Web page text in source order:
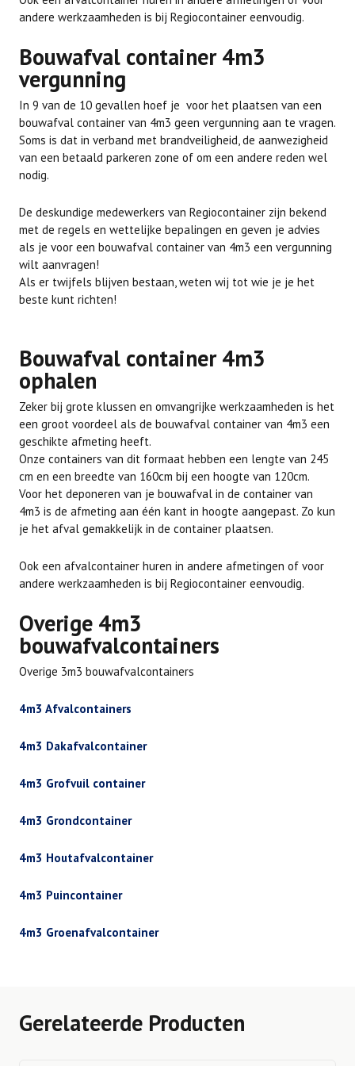
andere werkzaamheden is bij Regiocontainer eenvoudig.
Bouwafval container 4m3
vergunning
In 9 van de 10 gevallen hoef je voor het plaatsen van een
bouwafval container van 4m3 geen vergunning aan te vragen.
Soms is dat in verband met brandveiligheid, de aanwezigheid
van een betaald parkeren zone of om een andere reden wel
nodig.
De deskundige medewerkers van Regiocontainer zijn bekend
met de regels en wettelijke bepalingen en geven je advies
als je voor een bouwafval container van 4m3 een vergunning
wilt aanvragen!
Als er twijfels blijven bestaan, weten wij tot wie je je het
beste kunt richten!
Bouwafval container 4m3
ophalen
Zeker bij grote klussen en omvangrijke werkzaamheden is het
een groot voordeel als de bouwafval container van 4m3 een
geschikte afmeting heeft.
Onze containers van dit formaat hebben een lengte van 245
cm en een breedte van 160cm bij een hoogte van 120cm.
Voor het deponeren van je bouwafval in de container van
4m3 is de afmeting aan één kant in hoogte aangepast. Zo kun
je het afval gemakkelijk in de container plaatsen.
Ook een afvalcontainer huren in andere afmetingen of voor
andere werkzaamheden is bij Regiocontainer eenvoudig.
Overige 4m3
bouwafvalcontainers
Overige 3m3 bouwafvalcontainers
4m3 Afvalcontainers
4m3 Dakafvalcontainer
4m3 Grofvuil container
4m3 Grondcontainer
4m3 Houtafvalcontainer
4m3 Puincontainer
4m3 Groenafvalcontainer
Gerelateerde Producten